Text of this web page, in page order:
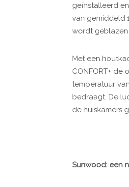
geïnstalleerd
van gemiddeld
wordt geblazen
Met een
CONFORT+
temperatuur
bedraagt. De
de huiskamers
Sunwood: een